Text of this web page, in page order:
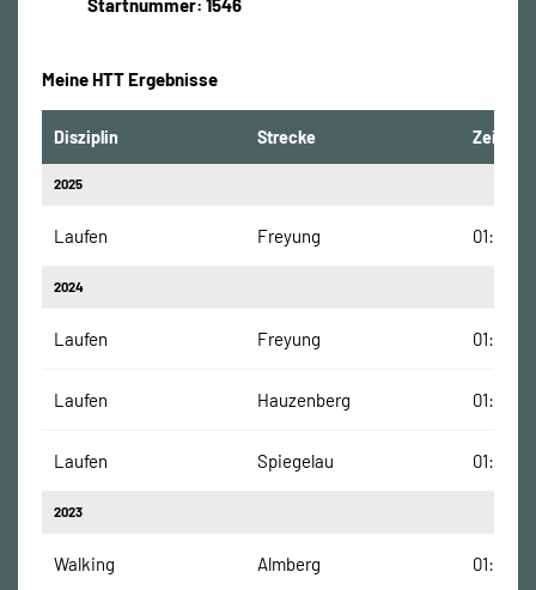
Startnummer: 1546
Meine HTT Ergebnisse
Disziplin Strecke Zeit
2025
Laufen Freyung
2024
Laufen Freyung
Laufen Hauzenberg
Laufen Spiegelau
2023
Walking Almberg